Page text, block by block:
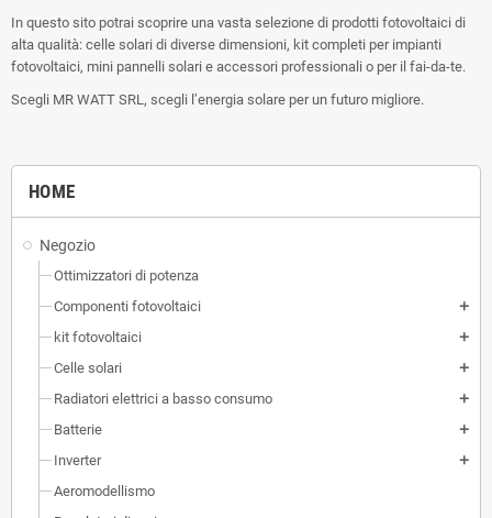
HOME
Negozio
Ottimizzatori di potenza
Componenti fotovoltaici
add
kit fotovoltaici add
Celle solari add
Radiatori elettrici a basso consumo add
Batterie add
Inverter add
Aeromodellismo
In questo sito potrai scoprire una vasta selezione di prodotti fotovoltaici di
alta qualità: celle solari di diverse dimensioni, kit completi per impianti
fotovoltaici, mini pannelli solari e accessori professionali o per il fai-da-te.
Scegli MR WATT SRL, scegli l’energia solare per un futuro migliore.